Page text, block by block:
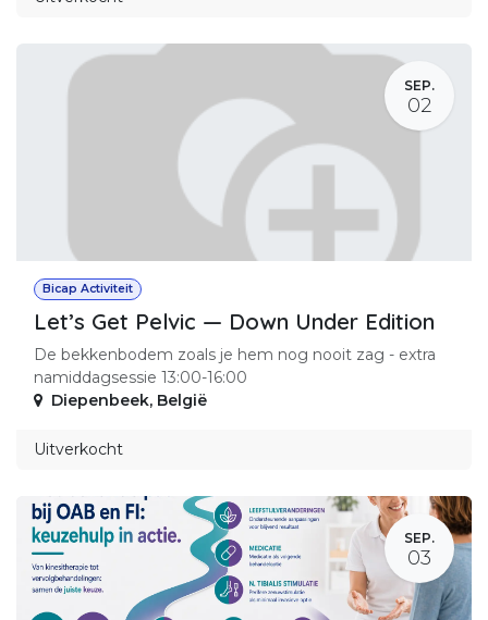
SEP.
02
Bicap Activiteit
Let’s Get Pelvic — Down Under Edition
De bekkenbodem zoals je hem nog nooit zag - extra
namiddagsessie 13:00-16:00
Diepenbeek, België
Uitverkocht
SEP.
03